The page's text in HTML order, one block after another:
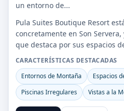
un entorno de...
Pula Suites Boutique Resort
concretamente en Son
que destaca por sus espacios
CARACTERÍSTICAS DESTACADAS
Entornos de Montaña
Espacios
Piscinas Irregulares
Vistas a la